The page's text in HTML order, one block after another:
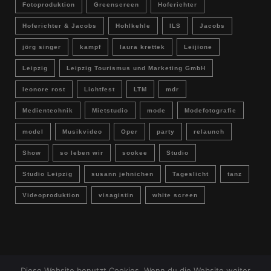
Fotoproduktion Greenscreen Hoferichter
Hoferichter & Jacobs Hohlkehle ILS Jacobs
jörg singer kampf laura krettek Leijione
Leipzig Leipzig Tourismus und Marketing GmbH
leonore rost Lichtfest LTM mdr
Medientechnik Mietstudio mode Modefotografie
model Musikvideo Oper party relaunch
Show so leben wir sookee Studio
Studio Leipzig susann jehnichen Tageslicht tanz
Videoproduktion visagistin white screen